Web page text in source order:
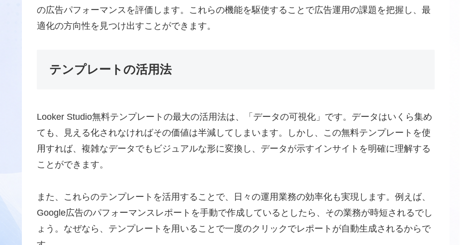
の広告パフォーマンスを評価します。これらの機能を駆使することで広告運用の課題を把握し、最
適化の方向性を見つけ出すことができます。
テンプレートの活用法
Looker Studio無料テンプレートの最大の活用法は、「データの可視化」です。データはいくら集め
ても、見える化されなければその価値は半減してしまいます。しかし、この無料テンプレートを使
用すれば、複雑なデータでもビジュアルな形に変換し、データが示すインサイトを明確に理解する
ことができます。
また、これらのテンプレートを活用することで、日々の運用業務の効率化も実現します。例えば、
Google広告のパフォーマンスレポートを手動で作成しているとしたら、その業務が時短されるでし
ょう。なぜなら、テンプレートを用いることで一度のクリックでレポートが自動生成されるからで